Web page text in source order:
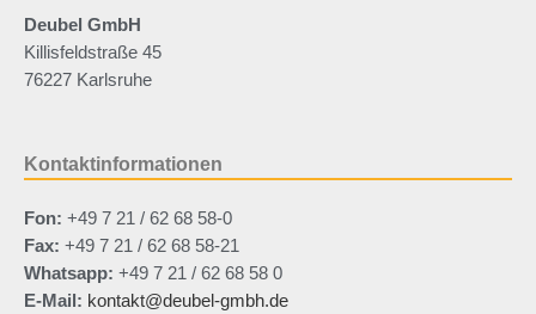
Deubel GmbH
Killisfeldstraße 45
76227 Karlsruhe
Kontaktinformationen
Fon: +49 7 21 / 62 68 58-0
Fax: +49 7 21 / 62 68 58-21
Whatsapp: +49 7 21 / 62 68 58 0
E-Mail: kontakt@deubel-gmbh.de